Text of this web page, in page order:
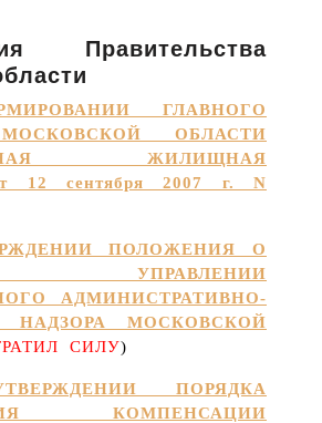
Правительства
ГЛАВНОГО
ОБЛАСТИ
ЖИЛИЩНАЯ
12 сентября 2007 г. N
ПОЛОЖЕНИЯ О
УПРАВЛЕНИИ
АДМИНИСТРАТИВНО-
НАДЗОРА МОСКОВСКОЙ
СИЛУ)
ПОРЯДКА
КОМПЕНСАЦИИ